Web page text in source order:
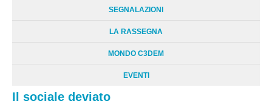
SEGNALAZIONI
LA RASSEGNA
MONDO C3DEM
EVENTI
Il sociale deviato